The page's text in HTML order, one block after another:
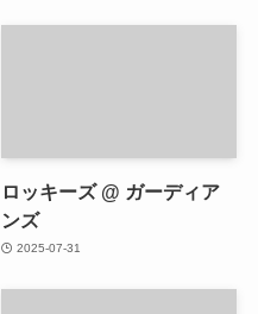
ロッキーズ @ ガーディア
ンズ
2025-07-31